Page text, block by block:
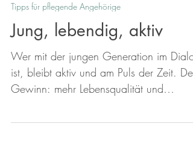
Menschen erlebt zu haben. Dies ergibt
sich aus einer neuen Studie des Zentrums
Untersuchung wurden deutschlandweit
über eintausend pflegende Ang
Tipps für pflegende Angehörige
Jung, lebendig, aktiv
Wer mit der jungen Generation im Dialog
ist, bleibt aktiv und am Puls der Zeit. Der
Gewinn: mehr Lebensqualität und
kümmert, lebt womöglich länger - das